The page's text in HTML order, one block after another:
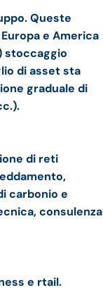
Queste
e America
stoccaggio
di asset sta
graduale di
di reti
carbonio e
consulenza
e rtail.